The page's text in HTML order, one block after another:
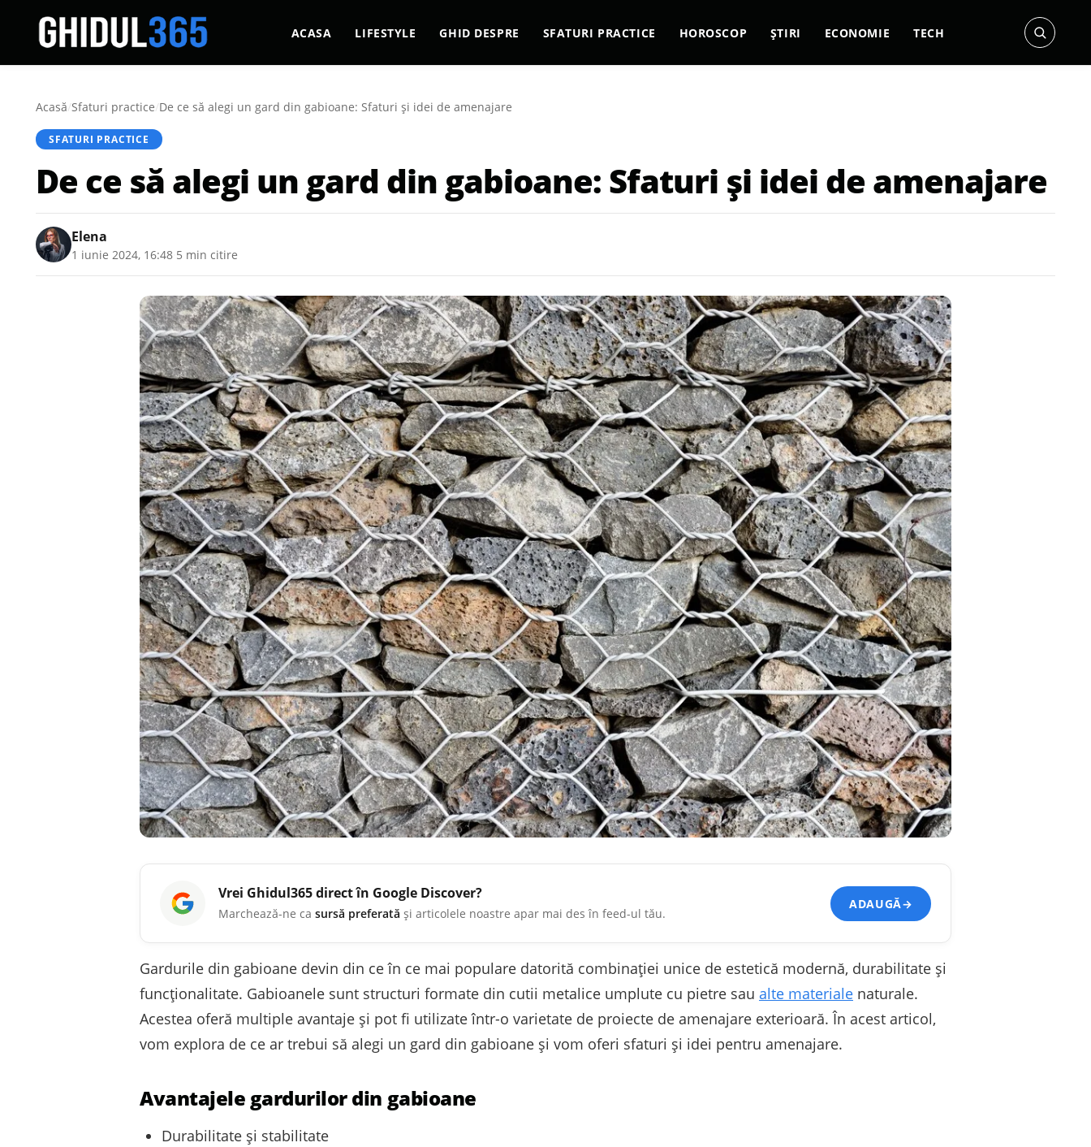
ACASA LIFESTYLE GHID DESPRE SFATURI PRACTICE HOROSCOP ȘTIRI ECONOMIE TECH
Acasă/Sfaturi practice/De ce să alegi un gard din gabioane: Sfaturi și idei de amenajare
SFATURI PRACTICE
De ce să alegi un gard din gabioane: Sfaturi și idei de amenajare
Elena
1 iunie 2024, 16:48 5 min citire
Vrei Ghidul365direct în Google Discover?
Marchează-ne ca sursă preferată și articolele noastre apar mai des în feed-ul tău.
ADAUGĂ→
Gardurile din gabioane devin din ce în ce mai populare datorită combinației unice de estetică modernă, durabilitate și
funcționalitate. Gabioanele sunt structuri formate din cutii metalice umplute cu pietre sau alte materiale naturale.
Acestea oferă multiple avantaje și pot fi utilizate într-o varietate de proiecte de amenajare exterioară. În acest articol,
vom explora de ce ar trebui să alegi un gard din gabioane și vom oferi sfaturi și idei pentru amenajare.
Avantajele gardurilor din gabioane
Durabilitate și stabilitate